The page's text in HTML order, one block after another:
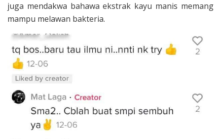
juga mendakwa bahawa ekstrak kayu manis memang
mampu melawan bakteria.